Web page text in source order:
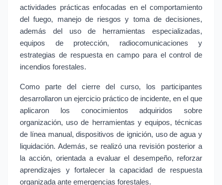
actividades prácticas enfocadas en el comportamiento
del fuego, manejo de riesgos y toma de decisiones,
además del uso de herramientas especializadas,
equipos de protección, radiocomunicaciones y
estrategias de respuesta en campo para el control de
incendios forestales.
Como parte del cierre del curso, los participantes
desarrollaron un ejercicio práctico de incidente, en el que
aplicaron los conocimientos adquiridos sobre
organización, uso de herramientas y equipos, técnicas
de línea manual, dispositivos de ignición, uso de agua y
liquidación. Además, se realizó una revisión posterior a
la acción, orientada a evaluar el desempeño, reforzar
aprendizajes y fortalecer la capacidad de respuesta
organizada ante emergencias forestales.